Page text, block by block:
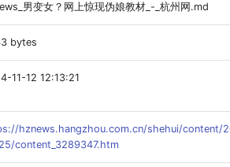
男变女？网上惊现伪娘教材_-_杭州网.md
bytes
11-12 12:13:21
hznews.hangzhou.com.cn/shehui/content/
content_3289347.htm